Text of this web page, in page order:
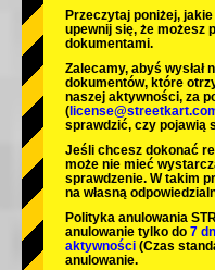
Przeczytaj poniżej,
upewnij się, że możesz
dokumentami.
Zalecamy, abyś wysłał
dokumentów, które
naszej aktywności, za
(
sprawdzić, czy pojawią
Jeśli chcesz dokonać
może nie mieć
sprawdzenie. W takim
na własną
Polityka anulowania
anulowanie tylko do 7
aktywności (Czas
anulowanie.